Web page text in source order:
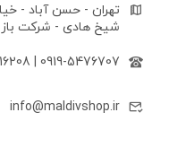
تهران - حسن آباد -
شیخ هادی - شرکت
0919-5476707
|
info@maldivshop.ir